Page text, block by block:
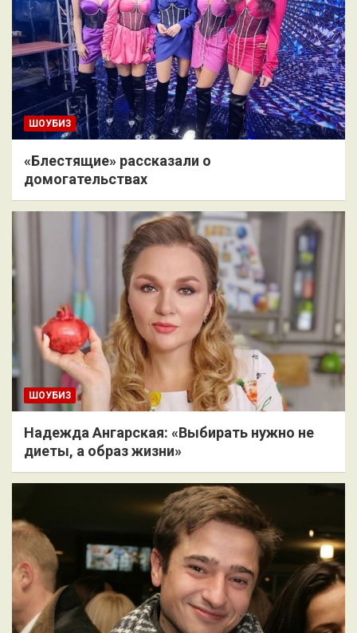
ШОУБИЗ
«Блестящие» рассказали о
домогательствах
ШОУБИЗ
Надежда Ангарская: «Выбирать нужно не
диеты, а образ жизни»